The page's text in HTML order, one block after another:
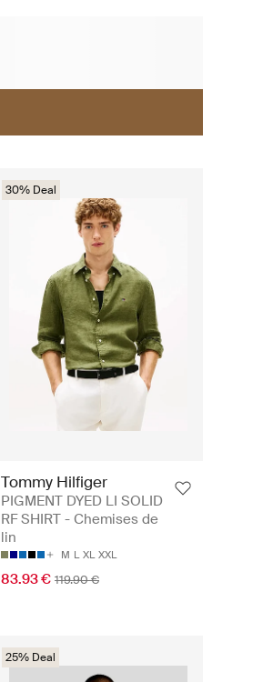
30% Deal
Tommy Hilfiger
PIGMENT DYED LI SOLID
RF SHIRT - Chemises de
lin
M L XL XXL
83.93 € 119.90 €
25% Deal